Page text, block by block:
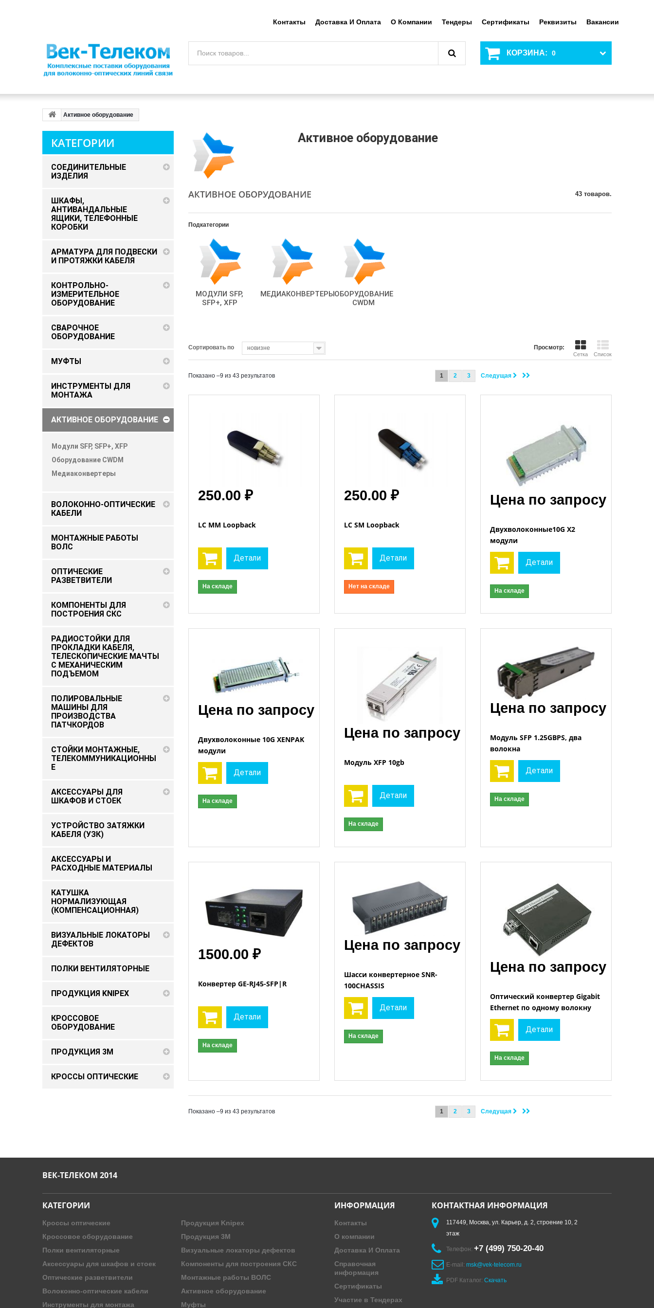
Вакансии
Реквизиты
Сертификаты
Тендеры
О Компании
Доставка И Оплата
Контакты
КОРЗИНА: 0
Активное оборудование
КАТЕГОРИИ
СОЕДИНИТЕЛЬНЫЕ
ИЗДЕЛИЯ
ШКАФЫ,
АНТИВАНДАЛЬНЫЕ
ЯЩИКИ, ТЕЛЕФОННЫЕ
КОРОБКИ
АРМАТУРА ДЛЯ ПОДВЕСКИ
И ПРОТЯЖКИ КАБЕЛЯ
КОНТРОЛЬНО-
ИЗМЕРИТЕЛЬНОЕ
ОБОРУДОВАНИЕ
СВАРОЧНОЕ
ОБОРУДОВАНИЕ
МУФТЫ
ИНСТРУМЕНТЫ ДЛЯ
МОНТАЖА
АКТИВНОЕ ОБОРУДОВАНИЕ
Модули SFP, SFP+, XFP
Оборудование CWDM
Медиаконвертеры
ВОЛОКОННО-ОПТИЧЕСКИЕ
КАБЕЛИ
МОНТАЖНЫЕ РАБОТЫ
ВОЛС
ОПТИЧЕСКИЕ
РАЗВЕТВИТЕЛИ
КОМПОНЕНТЫ ДЛЯ
ПОСТРОЕНИЯ СКС
РАДИОСТОЙКИ ДЛЯ
ПРОКЛАДКИ КАБЕЛЯ,
ТЕЛЕСКОПИЧЕСКИЕ МАЧТЫ
С МЕХАНИЧЕСКИМ
ПОДЪEМОМ
ПОЛИРОВАЛЬНЫЕ
МАШИНЫ ДЛЯ
ПРОИЗВОДСТВА
ПАТЧКОРДОВ
СТОЙКИ МОНТАЖНЫЕ,
ТЕЛЕКОММУНИКАЦИОННЫ
Е
АКСЕССУАРЫ ДЛЯ
ШКАФОВ И СТОЕК
УСТРОЙСТВО ЗАТЯЖКИ
КАБЕЛЯ (УЗК)
АКСЕССУАРЫ И
РАСХОДНЫЕ МАТЕРИАЛЫ
КАТУШКА
НОРМАЛИЗУЮЩАЯ
(КОМПЕНСАЦИОННАЯ)
ВИЗУАЛЬНЫЕ ЛОКАТОРЫ
ДЕФЕКТОВ
ПОЛКИ ВЕНТИЛЯТОРНЫЕ
ПРОДУКЦИЯ KNIPEX
КРОССОВОЕ
ОБОРУДОВАНИЕ
ПРОДУКЦИЯ 3M
КРОССЫ ОПТИЧЕСКИЕ
Активное оборудование
АКТИВНОЕ ОБОРУДОВАНИЕ 43 товаров.
Подкатегории
МОДУЛИ SFP,
SFP+, XFP
МЕДИАКОНВЕРТЕРЫОБОРУДОВАНИЕ
CWDM
Просмотр:
Сетка Список
Сортировать по новизне
1 2 3 Следущая
Показано –9 из 43 результатов
250.00 ₽
LС MM Loopback
Детали
На складе
250.00 ₽
LC SM Loopback
Детали
Нет на складе
Цена по запросу
Двухволоконные10G X2
модули
Детали
На складе
Открыть
Цена по запросу
Двухволоконные 10G XENPAK
модули
Детали
На складе
Цена по запросу
Модуль XFP 10gb
Детали
На складе
Цена по запросу
Модуль SFP 1.25GBPS, два
волокна
Детали
На складе
1500.00 ₽
Конвертер GE-RJ45-SFP|R
Детали
На складе
Цена по запросу
Шасси конвертерное SNR-
100CHASSIS
Детали
На складе
Цена по запросу
Оптический конвертер Gigabit
Ethernet по одному волокну
Детали
На складе
1 2 3 Следущая
Показано –9 из 43 результатов
ВЕК-ТЕЛЕКОМ 2014
КАТЕГОРИИ
Кроссы оптические
Продукция Knipex
Кроссовое оборудование
Продукция 3M
Полки вентиляторные
Визуальные локаторы дефектов
Аксессуары для шкафов и стоек
Компоненты для построения СКС
Оптические разветвители
Монтажные работы ВОЛС
Волоконно-оптические кабели
Активное оборудование
Инструменты для монтажа
Муфты
ИНФОРМАЦИЯ
Контакты
О компании
Доставка И Оплата
Справочная
информация
Сертификаты
Участие в Тендерах
КОНТАКТНАЯ ИНФОРМАЦИЯ
117449, Москва, ул. Карьер, д. 2, строение 10, 2
этаж
Телефон: +7 (499) 750-20-40
E-mail: msk@vek-telecom.ru
PDF Каталог: Скачать